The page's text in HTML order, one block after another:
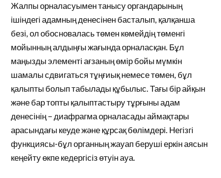
Жалпы орналасуымен танысу органдарының
ішіндегі адамның денесінен басталып, қалқанша
безі, ол обосновалась төмен көмейдің төменгі
мойынның алдыңғы жағында орналасқан. Бұл
маңызды элементі ағзаның өмір бойы мүмкін
шамалы сдвигаться тұңғиық немесе төмен, бұл
қалыпты болып табылады құбылыс. Тағы бір айқын
және бар топты қалыптастыру тұрғыны адам
денесінің – диафрагма орналасады аймақтары
арасындағы кеуде және құрсақ бөлімдері. Негізгі
функциясы-бұл органның жауап беруші еркін аясын
кеңейту өкпе кедергісіз өтуін ауа.